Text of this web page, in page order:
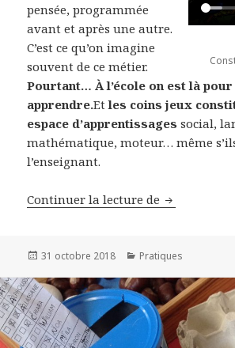
pensée, programmée
avant et après une autre.
C’est ce qu’on imagine
souvent de ce métier.
Pourtant… À l’école on est là pour
apprendre.Etles coins jeux
espace d’apprentissages social,
mathématique, moteur… même
l’enseignant.
Continuer la lecture de Les coins
Publié
31 octobre 2018 Catégories
Pratiques